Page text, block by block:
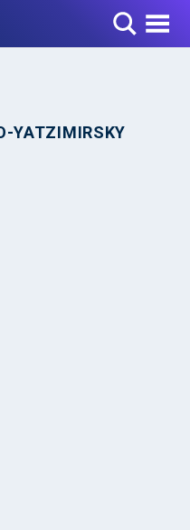
Toggle Menu
YATZIMIRSKY